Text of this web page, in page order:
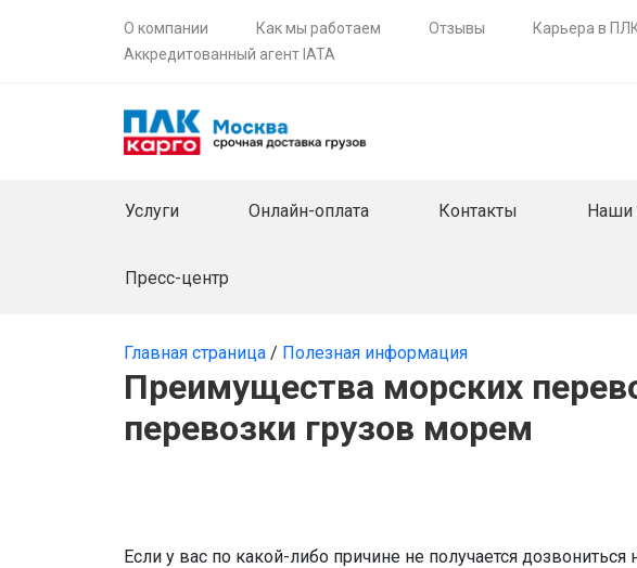
О компании Как мы работаем Отзывы Карьера в
Аккредитованный агент IATA
Услуги Онлайн-оплата Контакты Наши
Пресс-центр
Главная страница / Полезная информация
Преимущества морских
перевозки грузов морем
Если у вас по какой-либо причине не получается